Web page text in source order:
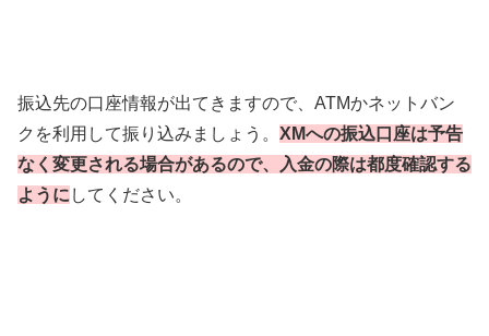
振込先の口座情報が出てきますので、ATMかネットバン
クを利用して振り込みましょう。 XMへの振込口座は予告
なく変更される場合があるので、入金の際は都度確認する
ように してください。